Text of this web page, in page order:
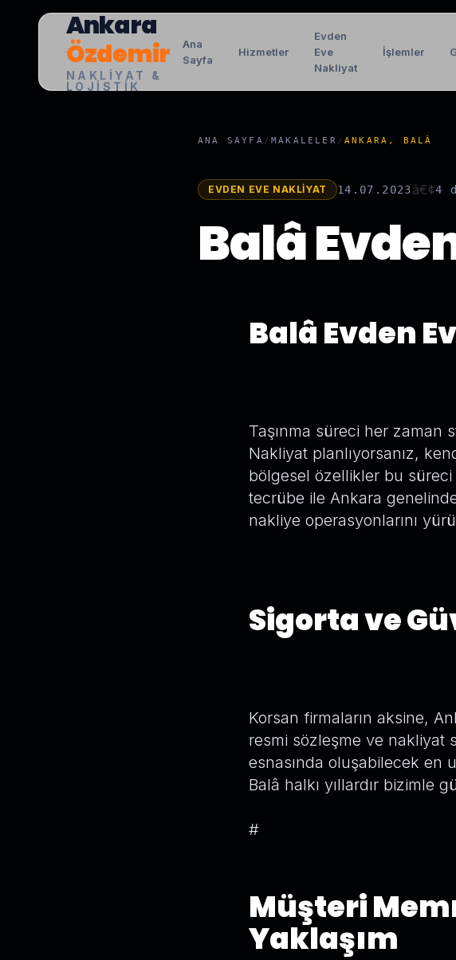
Ankara
Özdemir
NAKLIYAT &
LOJISTIK
Ana
Sayfa
Hizmetler
Evden
Eve
Nakliyat
İşlemler
ANA SAYFA /MAKALELER /ANKARA, BALÂ
EVDEN EVE NAKLIYAT 14.07.2023â€¢4
Balâ
Balâ Evden
Taşınma süreci her zaman
Nakliyat planlıyorsanız,
bölgesel özellikler bu süreci
tecrübe ile Ankara
nakliye operasyonlarını
Sigorta ve
Korsan firmaların aksine,
resmi sözleşme ve nakliyat
esnasında oluşabilecek en
Balâ halkı yıllardır bizimle
#
Müşteri
Yaklaşım